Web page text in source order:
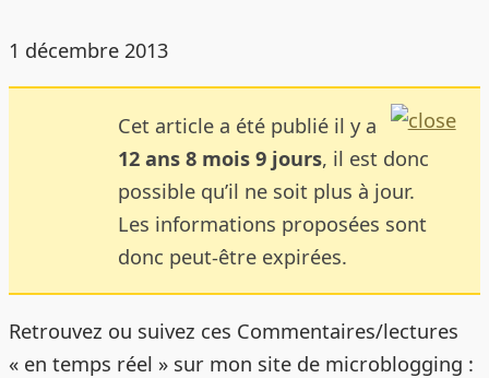
1 décembre 2013
Cet article a été publié il y a
12 ans 8 mois 9 jours, il est donc
possible qu’il ne soit plus à jour.
Les informations proposées sont
donc peut-être expirées.
Retrouvez ou suivez ces Commentaires/lectures
« en temps réel » sur mon site de microblogging :